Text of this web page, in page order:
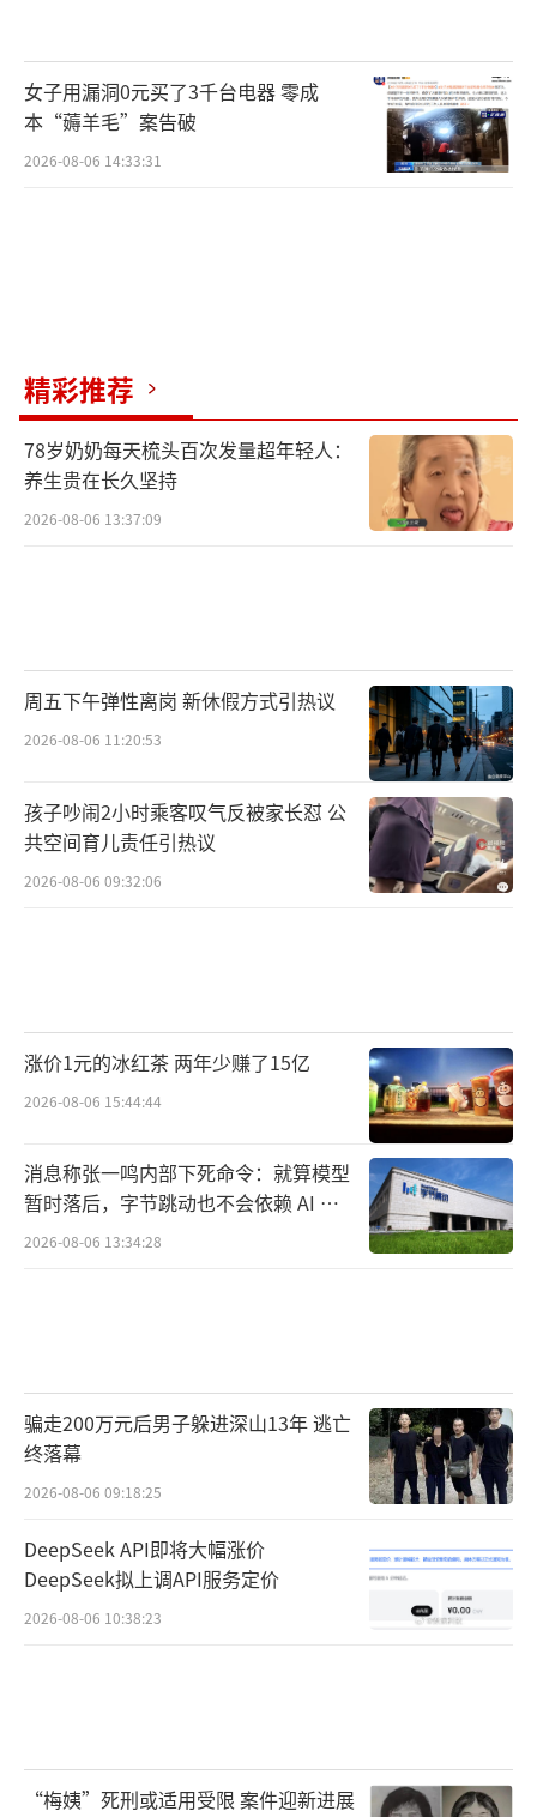
女子用漏洞0元买了3千台电器 零成
本“薅羊毛”案告破
2026-08-06 14:33:31
精彩推荐
78岁奶奶每天梳头百次发量超年轻人：
养生贵在长久坚持
2026-08-06 13:37:09
周五下午弹性离岗 新休假方式引热议
2026-08-06 11:20:53
孩子吵闹2小时乘客叹气反被家长怼 公
共空间育儿责任引热议
2026-08-06 09:32:06
涨价1元的冰红茶 两年少赚了15亿
2026-08-06 15:44:44
消息称张一鸣内部下死命令：就算模型
暂时落后，字节跳动也不会依赖 AI 蒸
馏技术
2026-08-06 13:34:28
骗走200万元后男子躲进深山13年 逃亡
终落幕
2026-08-06 09:18:25
DeepSeek API即将大幅涨价
DeepSeek拟上调API服务定价
2026-08-06 10:38:23
“梅姨”死刑或适用受限 案件迎新进展